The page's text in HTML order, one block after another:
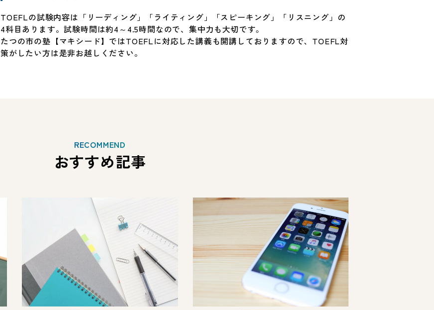
TOEFLの試験内容は「リーディング」「ライティング」「スピーキング」「リスニング」の
4科目あります。試験時間は約4～4.5時間なので、集中力も大切です。
たつの市の塾【マキシード】ではTOEFLに対応した講義も開講しておりますので、TOEFL対
策がしたい方は是非お越しください。
RECOMMEND
おすすめ記事